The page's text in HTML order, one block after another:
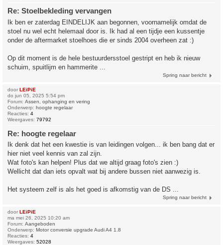
Re: Stoelbekleding vervangen
Ik ben er zaterdag EINDELIJK aan begonnen, voornamelijk omdat de
stoel nu wel echt helemaal door is. Ik had al een tijdje een kussentje
onder de aftermarket stoelhoes die er sinds 2004 overheen zat :)
Op dit moment is de hele bestuurdersstoel gestript en heb ik nieuw
schuim, spuitlijm en hammerite ...
Spring naar bericht
door LEiPiE
do jun 05, 2025 5:54 pm
Forum: Assen, ophanging en vering
Onderwerp: hoogte regelaar
Reacties: 4
Weergaves: 79792
Re: hoogte regelaar
Ik denk dat het een kwestie is van leidingen volgen... ik ben bang dat er
hier niet veel kennis van zal zijn.
Wat foto's kan helpen! Plus dat we altijd graag foto's zien :)
Wellicht dat dan iets opvalt wat bij andere bussen niet aanwezig is.
Het systeem zelf is als het goed is afkomstig van de DS ...
Spring naar bericht
door LEiPiE
ma mei 26, 2025 10:20 am
Forum: Aangeboden
Onderwerp: Motor conversie upgrade Audi A4 1.8
Reacties: 4
Weergaves: 52028